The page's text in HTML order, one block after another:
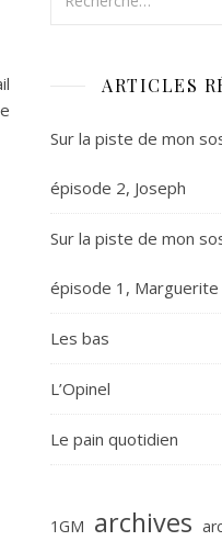
ARTICLES
Sur la piste de mon
épisode 2, Joseph
Sur la piste de mon
épisode 1, Marguerite
Les bas
L’Opinel
Le pain quotidien
1GM archives